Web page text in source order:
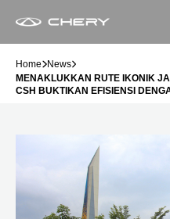
Home News
MENAKLUKKAN RUTE IKONIK
CSH BUKTIKAN EFISIENSI